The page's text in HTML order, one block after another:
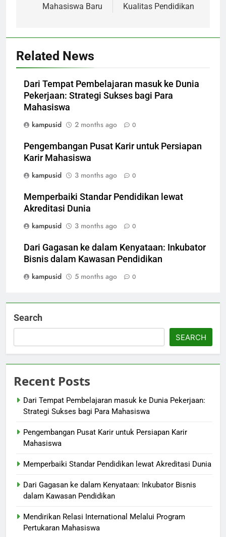
Mahasiswa Baru Kualitas Pendidikan
Related News
Dari Tempat Pembelajaran masuk ke Dunia
Pekerjaan: Strategi Sukses bagi Para
Mahasiswa
kampusid
2 months ago 0
Pengembangan Pusat Karir untuk Persiapan
Karir Mahasiswa
kampusid
3 months ago 0
Memperbaiki Standar Pendidikan lewat
Akreditasi Dunia
kampusid
3 months ago 0
Dari Gagasan ke dalam Kenyataan: Inkubator
Bisnis dalam Kawasan Pendidikan
kampusid
5 months ago 0
Search
SEARCH
Recent Posts
Dari Tempat Pembelajaran masuk ke Dunia Pekerjaan:
Strategi Sukses bagi Para Mahasiswa
Pengembangan Pusat Karir untuk Persiapan Karir
Mahasiswa
Memperbaiki Standar Pendidikan lewat Akreditasi Dunia
Dari Gagasan ke dalam Kenyataan: Inkubator Bisnis
dalam Kawasan Pendidikan
Mendirikan Relasi International Melalui Program
Pertukaran Mahasiswa